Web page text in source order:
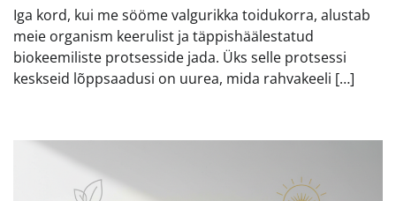
Iga kord, kui me sööme valgurikka toidukorra, alustab
meie organism keerulist ja täppishäälestatud
biokeemiliste protsesside jada. Üks selle protsessi
keskseid lõppsaadusi on uurea, mida rahvakeeli […]